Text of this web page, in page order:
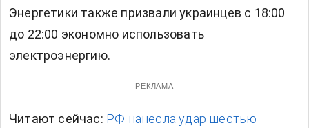
Энергетики также призвали украинцев с 18:00
до 22:00 экономно использовать
электроэнергию.
РЕКЛАМА
Читают сейчас: РФ нанесла удар шестью